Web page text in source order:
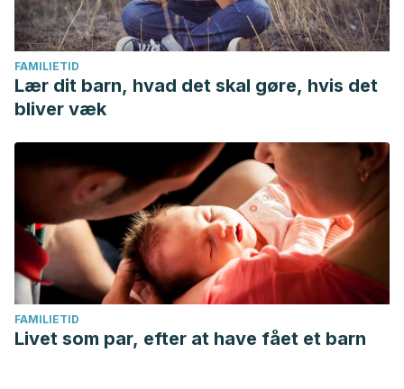
FAMILIETID
Lær dit barn, hvad det skal gøre, hvis det
bliver væk
FAMILIETID
Livet som par, efter at have fået et barn